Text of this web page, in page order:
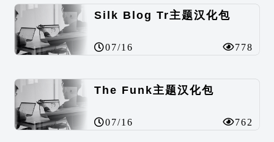
Silk Blog Tr主题汉化包
07/16 778
The Funk主题汉化包
07/16 762